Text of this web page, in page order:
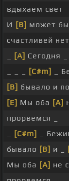
вдыхаем свет
И [B] может
счастливей нет
[A] Сегодня
[C#m] _
[B] бывало и
[E] Мы оба [A]
прорвемся _
[C#m] _
бывало [B] и _
Мы оба [A] не